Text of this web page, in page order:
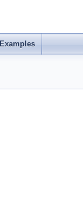
Examples